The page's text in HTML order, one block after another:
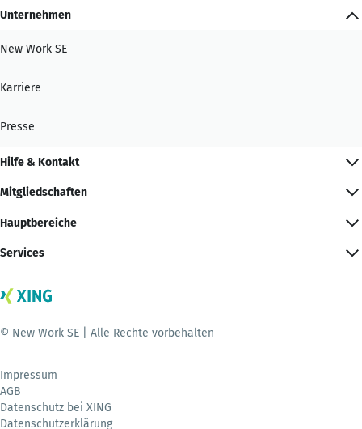
Unternehmen
New Work SE
Karriere
Presse
Hilfe & Kontakt
Mitgliedschaften
Hauptbereiche
Services
© New Work SE | Alle Rechte vorbehalten
Impressum
AGB
Datenschutz bei XING
Datenschutzerklärung